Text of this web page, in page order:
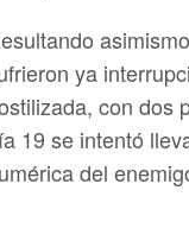
ya
con dos
19 se intentó
del